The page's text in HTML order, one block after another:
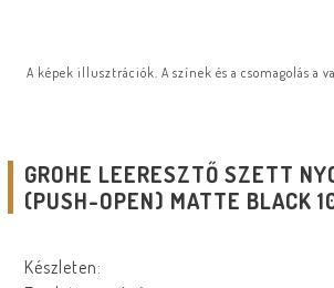
A képek illusztrációk. A színek és a csomagolás a
GROHE LEERESZTŐ SZETT
(PUSH-OPEN) MATTE BLACK
Készleten: